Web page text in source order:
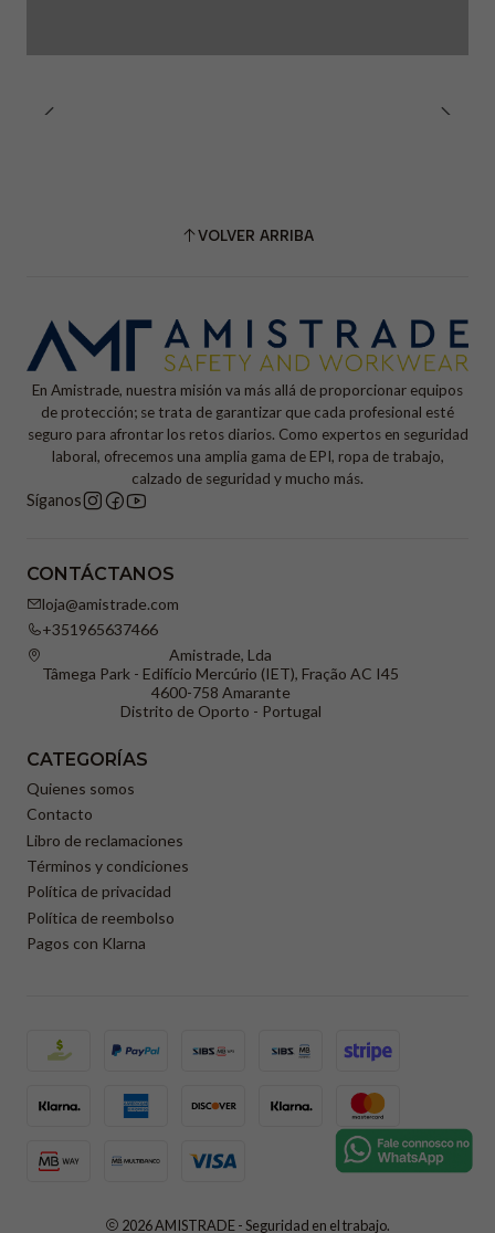
VOLVER ARRIBA
En Amistrade, nuestra misión va más allá de proporcionar equipos
de protección; se trata de garantizar que cada profesional esté
seguro para afrontar los retos diarios. Como expertos en seguridad
laboral, ofrecemos una amplia gama de EPI, ropa de trabajo,
calzado de seguridad y mucho más.
Síganos
CONTÁCTANOS
loja@amistrade.com
+351965637466
Amistrade, Lda
Tâmega Park - Edifício Mercúrio (IET), Fração AC I45
4600-758 Amarante
Distrito de Oporto - Portugal
CATEGORÍAS
Quienes somos
Contacto
Libro de reclamaciones
Términos y condiciones
Política de privacidad
Política de reembolso
Pagos con Klarna
2026 AMISTRADE - Seguridad en el trabajo.